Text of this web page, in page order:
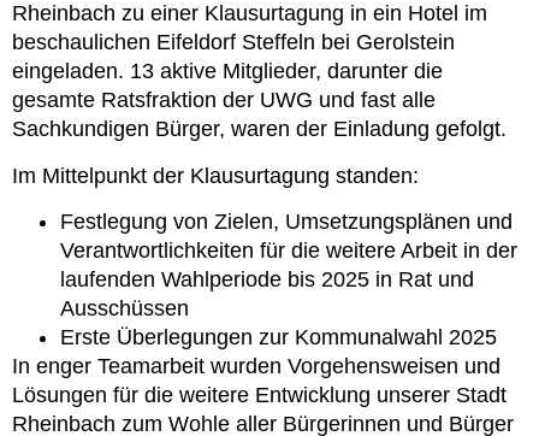
Rheinbach zu einer Klausurtagung in ein Hotel im
beschaulichen Eifeldorf Steffeln bei Gerolstein
eingeladen. 13 aktive Mitglieder, darunter die
gesamte Ratsfraktion der UWG und fast alle
Sachkundigen Bürger, waren der Einladung gefolgt.
Im Mittelpunkt der Klausurtagung standen:
Festlegung von Zielen, Umsetzungsplänen und
Verantwortlichkeiten für die weitere Arbeit in der
laufenden Wahlperiode bis 2025 in Rat und
Ausschüssen
Erste Überlegungen zur Kommunalwahl 2025
In enger Teamarbeit wurden Vorgehensweisen und
Lösungen für die weitere Entwicklung unserer Stadt
Rheinbach zum Wohle aller Bürgerinnen und Bürger